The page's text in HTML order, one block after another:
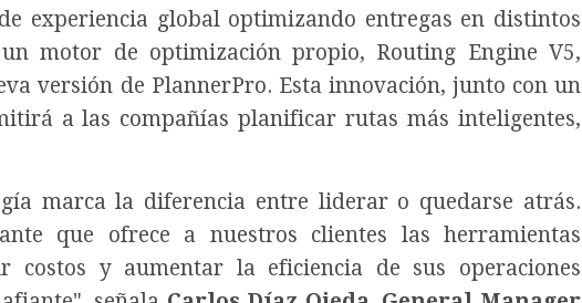
experiencia global optimizando entregas en distintos
motor de optimización propio, Routing Engine V5,
versión de PlannerPro. Esta innovación, junto con un
a las compañías planificar rutas más inteligentes,
marca la diferencia entre liderar o quedarse atrás.
que ofrece a nuestros clientes las herramientas
costos y aumentar la eficiencia de sus operaciones